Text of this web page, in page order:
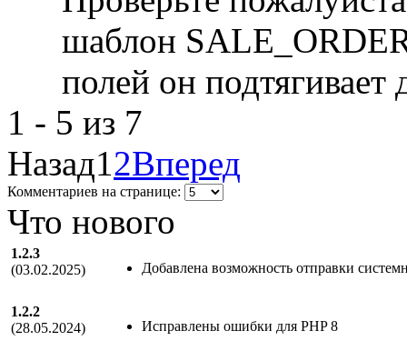
шаблон
полей он подтягивает
1 - 5 из 7
Назад12Вперед
Комментариев на странице:
Что нового
1.2.3
(03.02.2025)
Добавлена возможность отправки
1.2.2
(28.05.2024)
Исправлены ошибки для PHP 8